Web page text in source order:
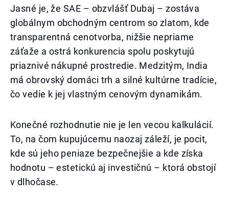
Jasné je, že SAE – obzvlášť Dubaj – zostáva
globálnym obchodným centrom so zlatom, kde
transparentná cenotvorba, nižšie nepriame
záťaže a ostrá konkurencia spolu poskytujú
priaznivé nákupné prostredie. Medzitým, India
má obrovský domáci trh a silné kultúrne tradície,
čo vedie k jej vlastným cenovým dynamikám.
Konečné rozhodnutie nie je len vecou kalkulácií.
To, na čom kupujúcemu naozaj záleží, je pocit,
kde sú jeho peniaze bezpečnejšie a kde získa
hodnotu – estetickú aj investičnú – ktorá obstojí
v dlhočase.